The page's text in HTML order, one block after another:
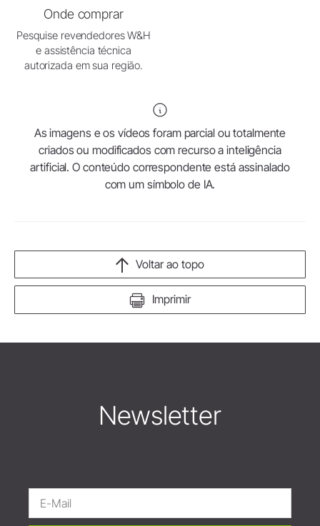
Onde comprar
Pesquise revendedores W&H
e assistência técnica
autorizada em sua região.
As imagens e os vídeos foram parcial ou totalmente
criados ou modificados com recurso a inteligência
artificial. O conteúdo correspondente está assinalado
com um símbolo de IA.
Imprimir
Voltar ao topo
Newsletter